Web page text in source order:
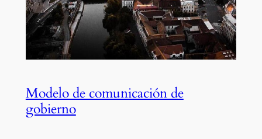
Modelo de comunicación de
gobierno